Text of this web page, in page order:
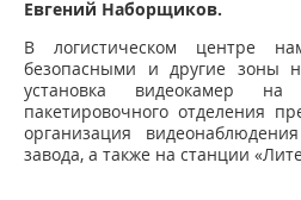
Евгений Наборщиков.
В логистическом центре
безопасными и другие зоны
установка
пакетировочного отделения
организация
завода, а также на станции